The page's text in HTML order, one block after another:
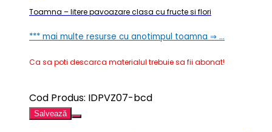
Toamna – litere pavoazare clasa cu fructe si flori
*** mai multe resurse cu anotimpul toamna ⇒ …
Ca sa poti descarca materialul trebuie sa fii abonat!
Cod Produs: IDPVZ07-bcd
Salvează